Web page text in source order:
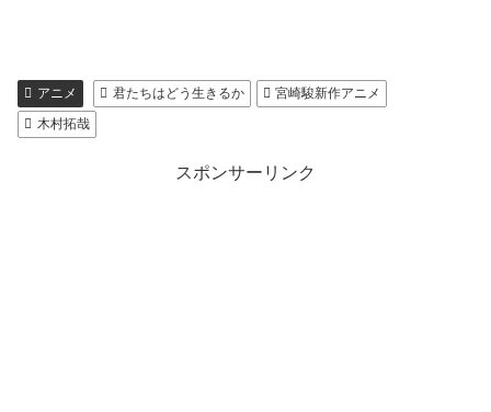
アニメ 君たちはどう生きるか
宮崎駿新作アニメ
木村拓哉
スポンサーリンク